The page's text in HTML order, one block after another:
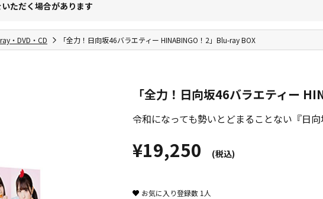
ただく場合があります
・DVD・CD 「全力！日向坂46バラエティー HINABINGO！2」Blu-ray BOX
「全力！日向坂46バラエティー
令和になっても勢いとどまることない『日
¥19,250 (税込)
お気に入り登録数 1 人